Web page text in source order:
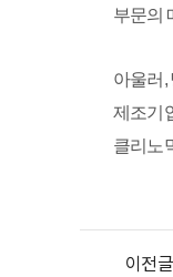
부문의
아울러,
제조기
클리노
이전글